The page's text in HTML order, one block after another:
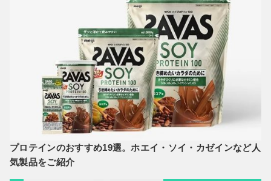
プロテインのおすすめ19選。ホエイ・ソイ・カゼインなど人
気製品をご紹介